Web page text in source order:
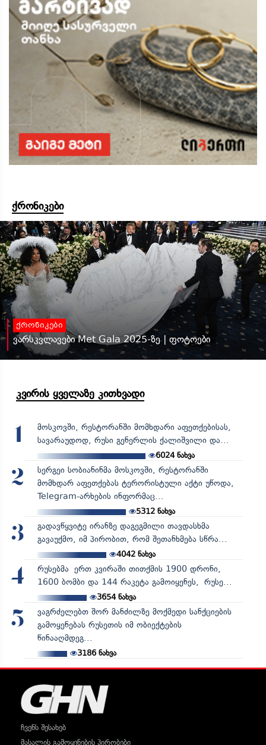
ქრონიკები
ქრონიკები
ვარსკვლავები Met Gala 2025-ზე | ფოტოები
კვირის ყველაზე კითხვადი
1
მოსკოვში, რესტორანში მომხდარი აფეთქებისას,
სავარაუდოდ, რუსი გენერლის ქალიშვილი და...
6024ნახვა
2
სერგეი სობიანინმა მოსკოვში, რესტორანში
მომხდარ აფეთქებას ტერორისტული აქტი უწოდა,
Telegram-არხების ინფორმაც...
5312ნახვა
3
გადავწყვიტე ირანზე დაგეგმილი თავდასხმა
გავაუქმო, იმ პირობით, რომ შეთანხმება სწრა...
4042ნახვა
4
რუსებმა ერთ კვირაში თითქმის 1900 დრონი,
1600 ბომბი და 144 რაკეტა გამოიყენეს, რუსე...
3654ნახვა
5
ვაგრძელებთ შორ მანძილზე მოქმედი სანქციების
გამოყენებას რუსეთის იმ ობიექტების
წინააღმდეგ...
3186ნახვა
ჩვენს შესახებ
მასალის გამოყენების პირობები